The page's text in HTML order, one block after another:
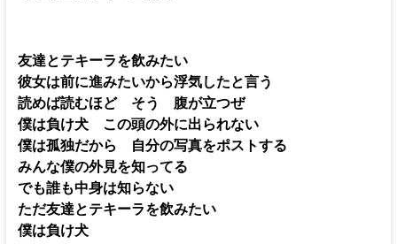
友達とテキーラを飲みたい
彼女は前に進みたいから浮気したと言う
読めば読むほど そう 腹が立つぜ
僕は負け犬 この頭の外に出られない
僕は孤独だから 自分の写真をポストする
みんな僕の外見を知ってる
でも誰も中身は知らない
ただ友達とテキーラを飲みたい
僕は負け犬